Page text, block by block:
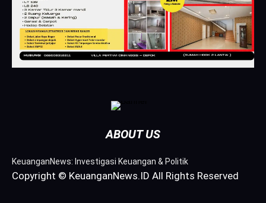
ABOUT US
KeuanganNews: Investigasi Keuangan & Politik
Copyright © KeuanganNews.ID All Rights Reserved